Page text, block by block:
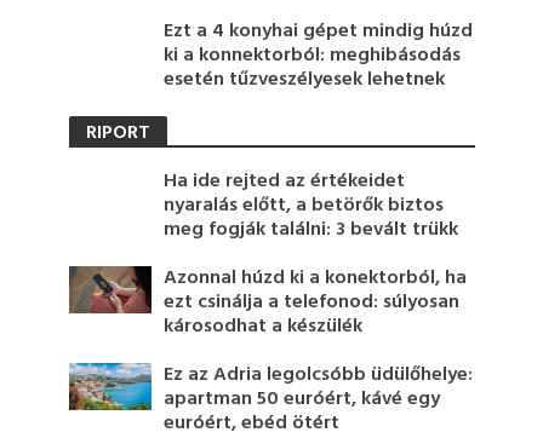
Ezt a 4 konyhai gépet mindig húzd
ki a konnektorból: meghibásodás
esetén tűzveszélyesek lehetnek
RIPORT
Ha ide rejted az értékeidet
nyaralás előtt, a betörők biztos
meg fogják találni: 3 bevált trükk
Azonnal húzd ki a konektorból, ha
ezt csinálja a telefonod: súlyosan
károsodhat a készülék
Ez az Adria legolcsóbb üdülőhelye:
apartman 50 euróért, kávé egy
euróért, ebéd ötért